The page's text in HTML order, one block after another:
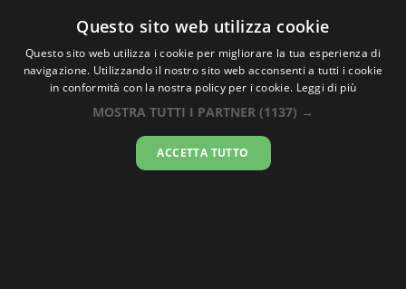
Oraesatta.co
Ora EsattaPolokwane
23:46:51
Questo sito web utilizza cookie
Questo sito web utilizza i cookie per migliorare la tua esperienza di
navigazione. Utilizzando il nostro sito web acconsenti a tutti i cookie
in conformità con la nostra policy per i cookie. Leggi di più
MOSTRA TUTTI I PARTNER (1137) →
ACCETTA TUTTO